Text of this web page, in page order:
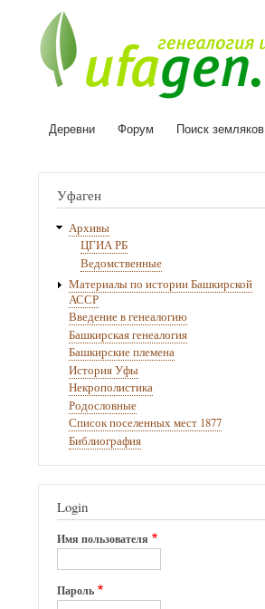
Основная
Деревни Форум Поиск земляков
Уфаген
Архивы
ЦГИА РБ
Ведомственные
Материалы по истории Башкирской
АССР
Введение в генеалогию
Башкирская генеалогия
Башкирские племена
История Уфы
Некрополистика
Родословные
Список поселенных мест 1877
Библиография
Login
Имя пользователя
Пароль